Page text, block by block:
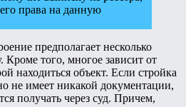
права на данную
предполагает несколько
того, многое зависит от
находиться объект. Если стройка
не имеет никакой документации,
получать через суд. Причем,